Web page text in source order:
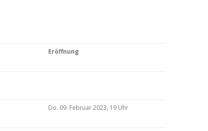
Eröffnung
Do. 09. Februar 2023, 19 Uhr